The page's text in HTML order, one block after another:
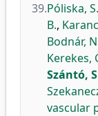
39.Póliska, S.
B.,
Bodnár,
Kerekes,
Szántó,
vascular